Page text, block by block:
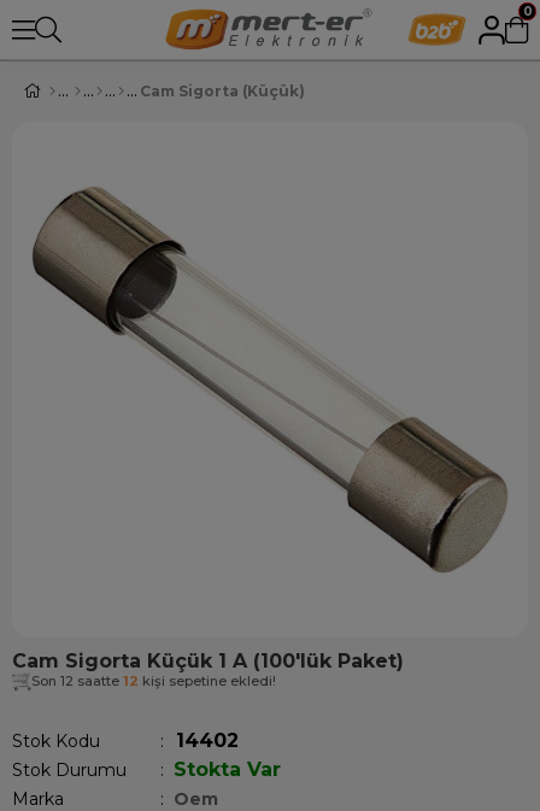
0
Cam Sigorta (Küçük)
Cam Sigorta Küçük 1 A (100'lük Paket)
Son 12 saatte 12 kişi sepetine ekledi!
Stok Kodu 14402
Stok Durumu : Stokta Var
Marka : Oem